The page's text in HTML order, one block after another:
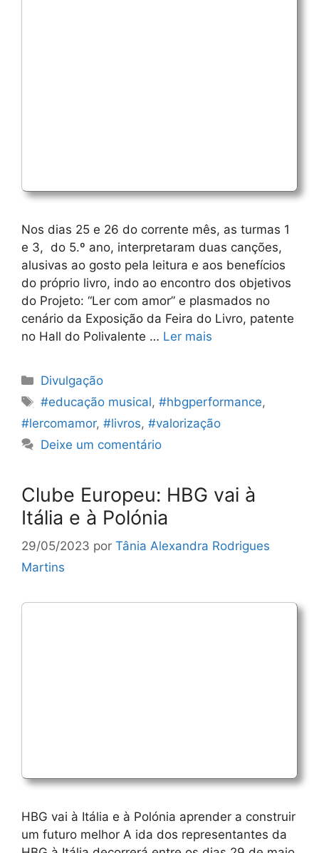
Nos dias 25 e 26 do corrente mês, as turmas 1
e 3, do 5.º ano, interpretaram duas canções,
alusivas ao gosto pela leitura e aos benefícios
do próprio livro, indo ao encontro dos objetivos
do Projeto: “Ler com amor” e plasmados no
cenário da Exposição da Feira do Livro, patente
no Hall do Polivalente … Ler mais
Categorias
Divulgação
Etiquetas
#educação musical,#hbgperformance,
#lercomamor, #livros, #valorização
Deixe um comentário
Clube Europeu: HBG vai à
Itália e à Polónia
29/05/2023 por Tânia Alexandra Rodrigues
Martins
HBG vai à Itália e à Polónia aprender a construir
um futuro melhor A ida dos representantes da